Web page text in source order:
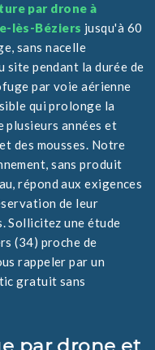
par drone à
lès-Béziers jusqu'à 60
sans nacelle
site pendant la durée de
par voie aérienne
qui prolonge la
plusieurs années et
des mousses. Notre
sans produit
répond aux exigences
de leur
Sollicitez une étude
(34) proche de
rappeler par un
gratuit sans